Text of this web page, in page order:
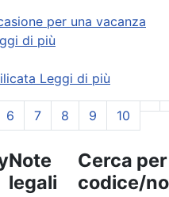
per una vacanza
di più
Leggi di più
6 7 8 9 10
Note
legali
Cerca per
codice/